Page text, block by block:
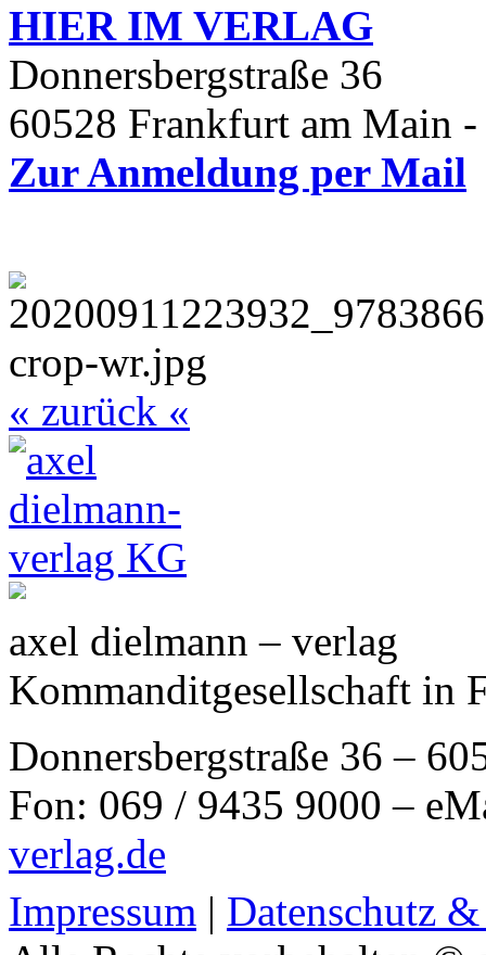
HIER IM VERLAG
Donnersbergstraße 36
60528 Frankfurt am Main
Zur Anmeldung per Mail
« zurück «
axel dielmann – verlag
Kommanditgesellschaft in
Donnersbergstraße 36 –
Fon: 069 / 9435 9000 –
verlag.de
Impressum | Datenschutz